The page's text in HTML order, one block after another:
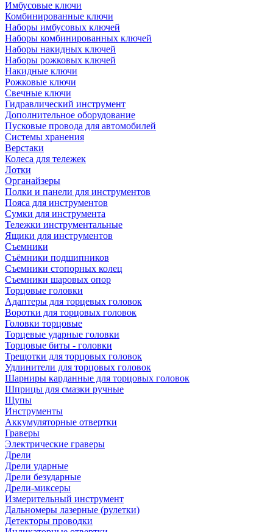
Имбусовые ключи
Комбинированные ключи
Наборы имбусовых ключей
Наборы комбинированных ключей
Наборы накидных ключей
Наборы рожковых ключей
Накидные ключи
Рожковые ключи
Свечные ключи
Гидравлический инструмент
Дополнительное оборудование
Пусковые провода для автомобилей
Системы хранения
Верстаки
Колеса для тележек
Лотки
Органайзеры
Полки и панели для инструментов
Пояса для инструментов
Сумки для инструмента
Тележки инструментальные
Ящики для инструментов
Съемники
Съёмники подшипников
Съемники стопорных колец
Съемники шаровых опор
Торцовые головки
Адаптеры для торцевых головок
Воротки для торцовых головок
Головки торцовые
Торцевые ударные головки
Торцовые биты - головки
Трещотки для торцовых головок
Удлинители для торцовых головок
Шарниры карданные для торцовых головок
Шприцы для смазки ручные
Щупы
Инструменты
Аккумуляторные отвертки
Граверы
Электрические граверы
Дрели
Дрели ударные
Дрели безударные
Дрели-миксеры
Измерительный инструмент
Дальномеры лазерные (рулетки)
Детекторы проводки